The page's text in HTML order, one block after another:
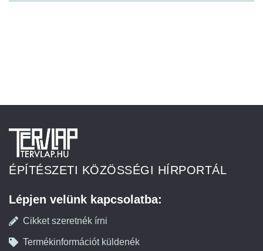
ÉPÍTÉSZETI KÖZÖSSÉGI HÍRPORTÁL
Lépjen velünk kapcsolatba:
Cikket szeretnék írni
Termékinformációt küldenék